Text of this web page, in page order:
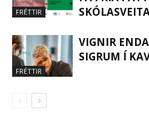
FRÉTTIR
FRÉTTIR
VIGNIR
SIGRUM Í